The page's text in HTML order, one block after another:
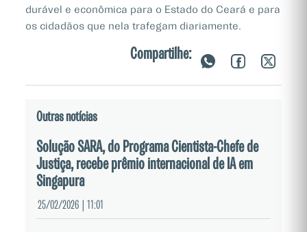
durável e econômica para o Estado do Ceará e para
os cidadãos que nela trafegam diariamente.
Compartilhe:
Outras notícias
Solução SARA, do Programa Cientista-Chefe de
Justiça, recebe prêmio internacional de IA em
Singapura
25/02/2026 | 11:01